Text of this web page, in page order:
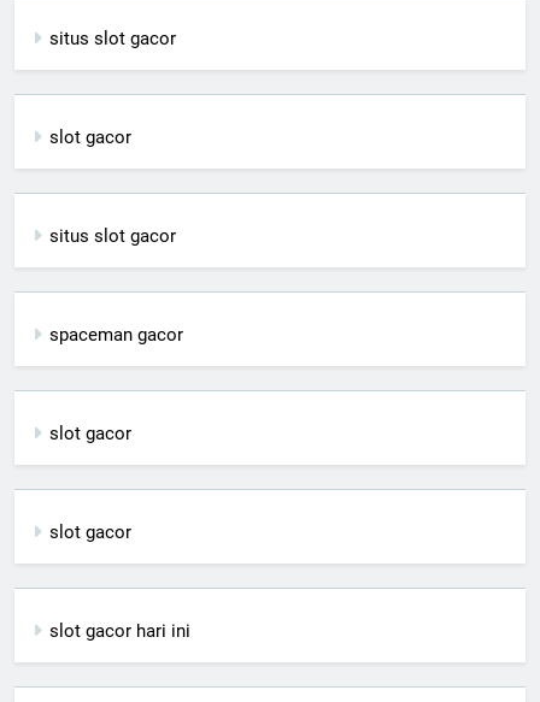
situs slot gacor
slot gacor
situs slot gacor
spaceman gacor
slot gacor
slot gacor
slot gacor hari ini